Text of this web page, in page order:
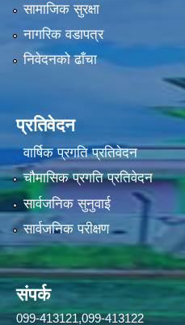
सामाजिक सुरक्षा
नागरिक वडापत्र
निवेदनको ढाँचा
प्रतिवेदन
वार्षिक प्रगति प्रतिवेदन
चौमासिक प्रगति प्रतिवेदन
सार्वजनिक सुनुवाई
सार्वजनिक परीक्षण
संपर्क
099-413121,099-413122